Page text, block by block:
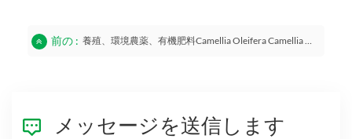
前の :
メッセージを送信します